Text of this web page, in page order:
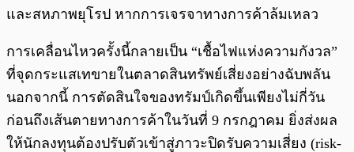
และสหภาพยุโรป หากการเจรจาทางการค้าล้มเหลว
การเคลื่อนไหวครั้งนี้กลายเป็น “เชื้อไฟแห่งความกังวล”
ที่จุดกระแสเทขายในตลาดสินทรัพย์เสี่ยงอย่างฉับพลัน
นอกจากนี้ การตัดสินใจของทรัมป์เกิดขึ้นเพียงไม่กี่วัน
ก่อนถึงเส้นตายทางการค้าในวันที่ 9 กรกฎาคม ยิ่งส่งผล
ให้นักลงทุนต้องปรับตัวเข้าสู่ภาวะปิดรับความเสี่ยง (risk-